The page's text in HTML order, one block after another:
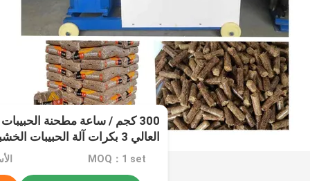
300 كجم / ساعة مطحنة
العالي 3 بكرات آلة الحبيبات الخشبية الصغيرة
MOQ：1 set